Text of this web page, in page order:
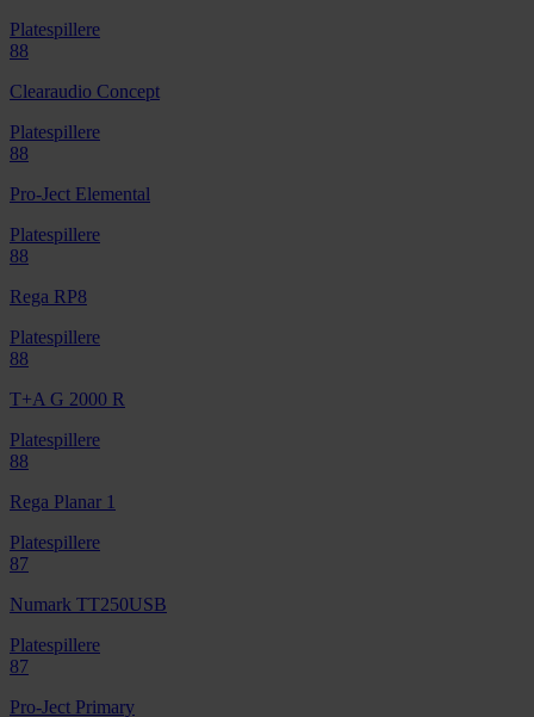
Platespillere
88
Clearaudio Concept
Platespillere
88
Pro-Ject Elemental
Platespillere
88
Rega RP8
Platespillere
88
T+A G 2000 R
Platespillere
88
Rega Planar 1
Platespillere
87
Numark TT250USB
Platespillere
87
Pro-Ject Primary